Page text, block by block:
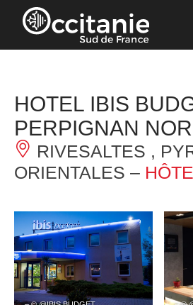
Panneau de gestion des cookies
HOTEL IBIS
PERPIGNAN
RIVESALTES ,
ORIENTALES –